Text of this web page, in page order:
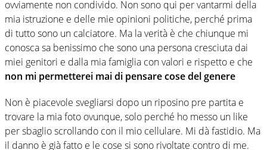
ovviamente non condivido. Non sono qui per vantarmi della
mia istruzione e delle mie opinioni politiche, perché prima
di tutto sono un calciatore. Ma la verità è che chiunque mi
conosca sa benissimo che sono una persona cresciuta dai
miei genitori e dalla mia famiglia con valori e rispetto e che
non mi permetterei mai di pensare cose del genere
Non è piacevole svegliarsi dopo un riposino pre partita e
trovare la mia foto ovunque, solo perché ho messo un like
per sbaglio scrollando con il mio cellulare. Mi dà fastidio. Ma
il danno è già fatto e le cose si sono rivoltate contro di me.